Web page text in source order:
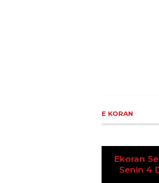
E KORAN
Ekoran
Senin 4
Previous